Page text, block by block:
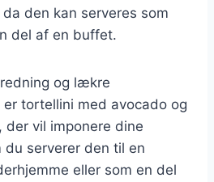
den kan serveres som
del af en buffet.
og lækre
tortellini med avocado og
der vil imponere dine
serverer den til en
eller som en del